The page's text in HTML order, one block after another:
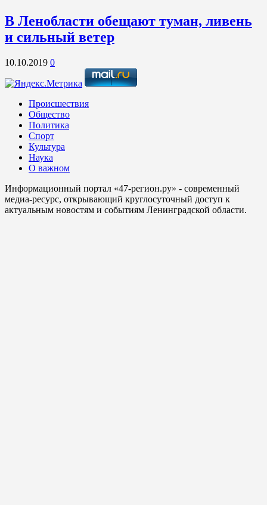
В Ленобласти обещают туман, ливень
и сильный ветер
10.10.2019 0
Происшествия
Общество
Политика
Спорт
Культура
Наука
О важном
Информационный портал «47-регион.ру» - современный
медиа-ресурс, открывающий круглосуточный доступ к
актуальным новостям и событиям Ленинградской области.